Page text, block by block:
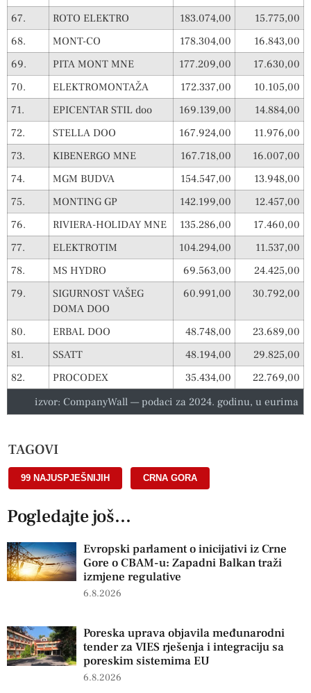
67.
ROTO ELEKTRO 183.074,00
15.775,00
68.
MONT-CO 178.304,00
16.843,00
69.
PITA MONT MNE 177.209,00
17.630,00
70.
ELEKTROMONTAŽA 172.337,00
10.105,00
71.
EPICENTAR STIL doo 169.139,00
14.884,00
72.
STELLA DOO 167.924,00
11.976,00
73.
KIBENERGO MNE 167.718,00
16.007,00
74.
MGM BUDVA 154.547,00
13.948,00
75.
MONTING GP 142.199,00
12.457,00
76.
RIVIERA-HOLIDAY MNE 135.286,00
17.460,00
77.
ELEKTROTIM 104.294,00
11.537,00
78.
MS HYDRO 69.563,00
24.425,00
79.
SIGURNOST VAŠEG
DOMA DOO
60.991,00 30.792,00
80. ERBAL DOO 48.748,00
23.689,00
81.
SSATT 48.194,00
29.825,00
82.
PROCODEX 35.434,00
22.769,00
izvor: CompanyWall — podaci za 2024. godinu, u eurima
TAGOVI
99 NAJUSPJEŠNIJIH CRNA GORA
Pogledajte još...
Evropski parlament o inicijativi iz Crne
Gore o CBAM-u: Zapadni Balkan traži
izmjene regulative
6.8.2026
Poreska uprava objavila međunarodni
tender za VIES rješenja i integraciju sa
poreskim sistemima EU
6.8.2026